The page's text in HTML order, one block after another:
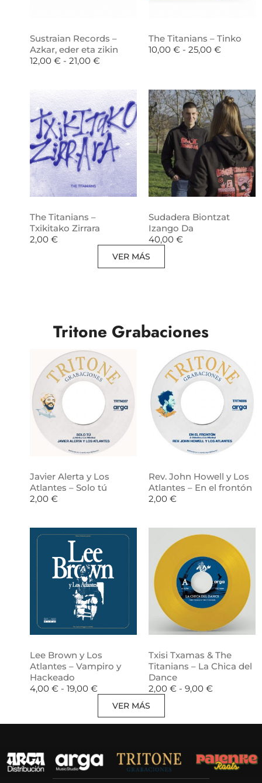
Sustraian Records –
Azkar, eder eta zikin
12,00 € - 21,00 €
The Titanians – Tinko
10,00 € - 25,00 €
The Titanians –
Txikitako Zirrara
2,00 €
Sudadera Biontzat
Izango Da
40,00 €
VER MÁS
Tritone Grabaciones
Javier Alerta y Los
Atlantes – Solo tú
2,00 €
Rev. John Howell y Los
Atlantes – En el frontón
2,00 €
Lee Brown y Los
Atlantes – Vampiro y
Hackeado
4,00 € - 19,00 €
Txisi Txamas & The
Titanians – La Chica del
Dance
2,00 € - 9,00 €
VER MÁS